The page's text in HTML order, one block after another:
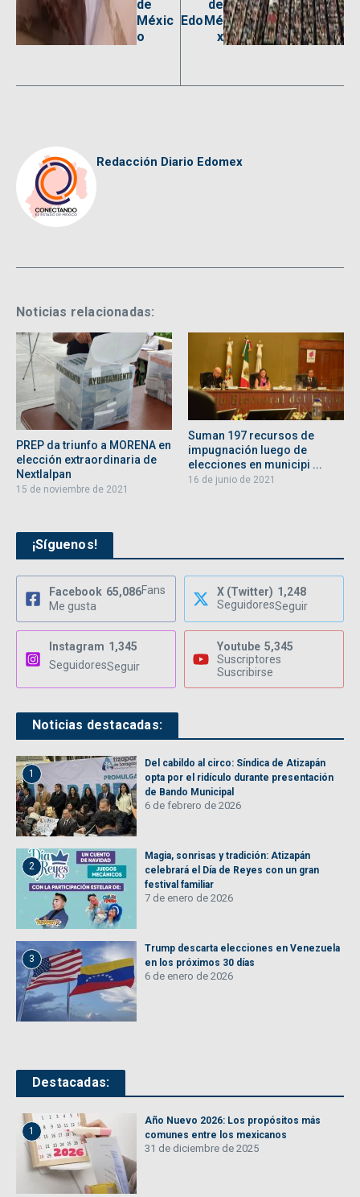
de
Méxic
o
de
EdoMé
x
Redacción Diario Edomex
Noticias relacionadas:
PREP da triunfo a MORENA en
elección extraordinaria de
Nextlalpan
15 de noviembre de 2021
Suman 197 recursos de
impugnación luego de
elecciones en municipi ...
16 de junio de 2021
¡Síguenos!
Facebook 65,086Fans
Me gusta
X (Twitter) 1,248
SeguidoresSeguir
Instagram 1,345
SeguidoresSeguir
Youtube 5,345
Suscriptores
Suscribirse
Noticias destacadas:
1
Del cabildo al circo: Síndica de Atizapán
opta por el ridículo durante presentación
de Bando Municipal
6 de febrero de 2026
2
Magia, sonrisas y tradición: Atizapán
celebrará el Día de Reyes con un gran
festival familiar
7 de enero de 2026
3
Trump descarta elecciones en Venezuela
en los próximos 30 días
6 de enero de 2026
Destacadas:
1
Año Nuevo 2026: Los propósitos más
comunes entre los mexicanos
31 de diciembre de 2025